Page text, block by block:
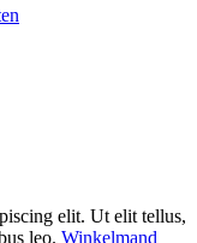
elit. Ut elit tellus,
leo. Winkelmand